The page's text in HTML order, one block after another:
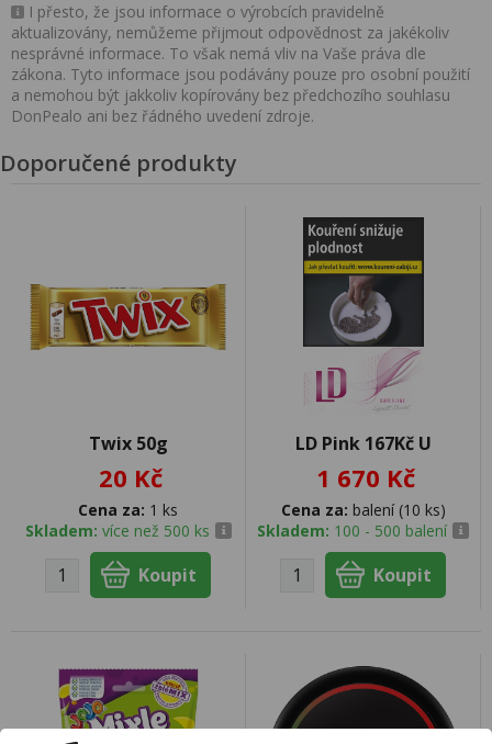
I přesto, že jsou informace o výrobcích pravidelně
aktualizovány, nemůžeme přijmout odpovědnost za jakékoliv
nesprávné informace. To však nemá vliv na Vaše práva dle
zákona. Tyto informace jsou podávány pouze pro osobní použití
a nemohou být jakkoliv kopírovány bez předchozího souhlasu
DonPealo ani bez řádného uvedení zdroje.
Doporučené produkty
Twix 50g
20 Kč
Cena za: 1 ks
Skladem: více než 500 ks
LD Pink 167Kč U
1 670 Kč
Cena za: balení (10 ks)
Skladem: 100 - 500 balení